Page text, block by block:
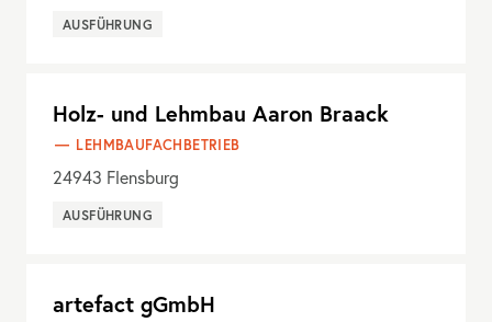
AUSFÜHRUNG
Holz- und Lehmbau Aaron Braack
LEHMBAUFACHBETRIEB
24943 Flensburg
AUSFÜHRUNG
artefact gGmbH